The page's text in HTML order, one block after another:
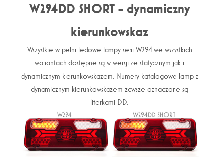
W294DD SHORT - dynamiczny
kierunkowskaz
Wszystkie w pełni ledowe lampy serii W294 we wszystkich
wariantach dostępne są w wersji ze statycznym jak i
dynamicznym kierunkowskazem. Numery katalogowe lamp z
dynamicznym kierunkowskazem zawsze oznaczone są
literkami DD.